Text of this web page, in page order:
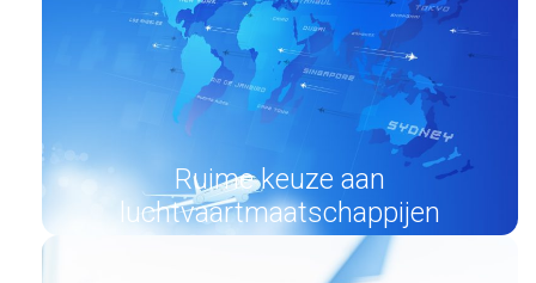
Ruime keuze aan
luchtvaartmaatschappijen